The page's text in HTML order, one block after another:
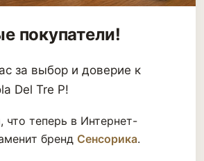
покупатели!
за выбор и доверие к
Del Tre P!
теперь в Интернет-
бренд Сенсорика.